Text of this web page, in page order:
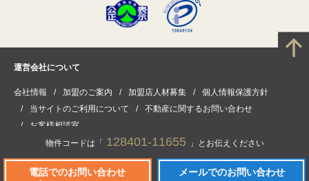
物件コードは「 128401-11655 」とお伝えください
電話でのお問い合わせ メールでのお問い合わせ
運営会社について
会社情報 加盟のご案内 加盟店人材募集
個人情報保護方針
当サイトのご利用について
不動産に関するお問い合わせ
お客様相談室